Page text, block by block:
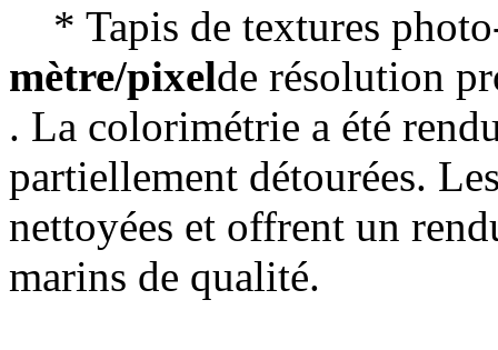
* Tapis de textures
mètre/pixelde résolution
. La colorimétrie a été
partiellement détourées.
nettoyées et offrent un
marins de qualité.